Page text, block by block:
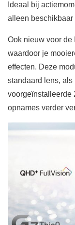
Ideaal bij
alleen beschikbaar
Ook nieuw voor de
waardoor je
effecten. Deze
standaard lens, als
voorgeïnstalleerde
opnames verder